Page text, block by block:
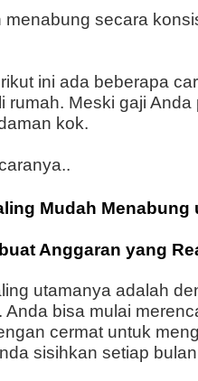
menabung secara
ini ada beberapa
rumah. Meski gaji
kok.
Mudah Menabung
Anggaran yang
utamanya adalah
Anda bisa mulai
cermat untuk
sisihkan setiap